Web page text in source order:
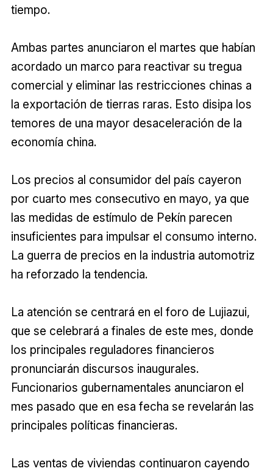
tiempo.
Ambas partes anunciaron el martes que habían
acordado un marco para reactivar su tregua
comercial y eliminar las restricciones chinas a
la exportación de tierras raras. Esto disipa los
temores de una mayor desaceleración de la
economía china.
Los precios al consumidor del país cayeron
por cuarto mes consecutivo en mayo, ya que
las medidas de estímulo de Pekín parecen
insuficientes para impulsar el consumo interno.
La guerra de precios en la industria automotriz
ha reforzado la tendencia.
La atención se centrará en el foro de Lujiazui,
que se celebrará a finales de este mes, donde
los principales reguladores financieros
pronunciarán discursos inaugurales.
Funcionarios gubernamentales anunciaron el
mes pasado que en esa fecha se revelarán las
principales políticas financieras.
Las ventas de viviendas continuaron cayendo